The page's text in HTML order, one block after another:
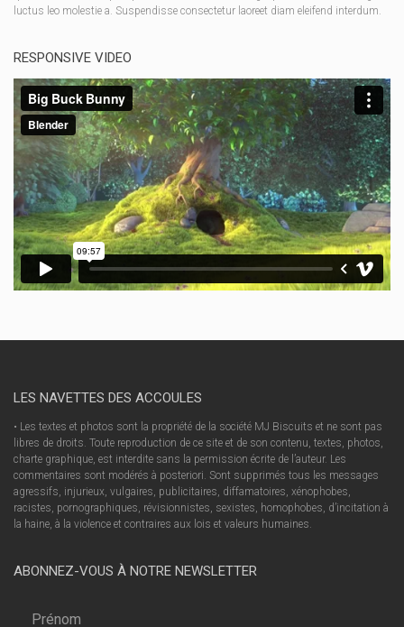
luctus leo molestie a. Suspendisse consectetur laoreet diam eleifend interdum.
RESPONSIVE VIDEO
LES NAVETTES DES ACCOULES
• Les textes et photos sont la propriété de la société MJ Biscuits et ne sont pas
libres de droits. Toute reproduction de ce site et de son contenu, textes, photos,
charte graphique, est interdite sans la permission écrite de l’auteur. Les
commentaires sont modérés à posteriori. Sont supprimés tous les messages
agressifs, injurieux, vulgaires, publicitaires, diffamatoires, xénophobes,
racistes, pornographiques, révisionnistes, sexistes, homophobes, d’incitation à
la haine, à la violence et contraires aux lois et valeurs humaines.
ABONNEZ-VOUS À NOTRE NEWSLETTER
Prénom